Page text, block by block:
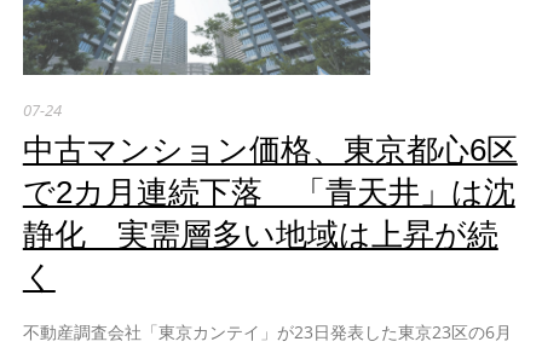
07-24
中古マンション価格、東京都心6区
で2カ月連続下落 「青天井」は沈
静化 実需層多い地域は上昇が続
く
不動産調査会社「東京カンテイ」が23日発表した東京23区の6月